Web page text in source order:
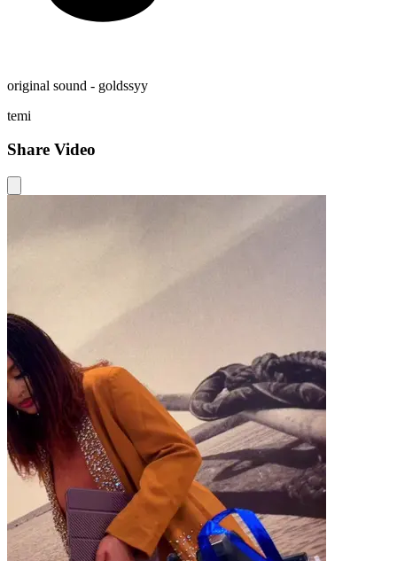
original sound - goldssyy
temi
Share Video